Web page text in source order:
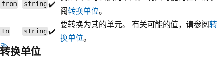
from string ✔️
阅转换单位。
to string ✔️
要转换为其的单元。 有关可能的值，请参阅转
换单位。
转换单位